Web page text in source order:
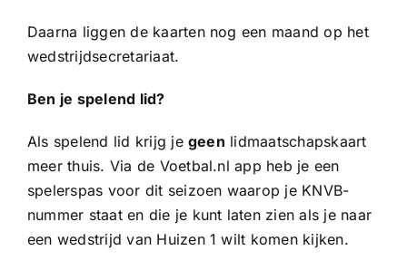
ClubTV
Club van 100
Activiteiten
Business Club Zuyderzee
Daarna liggen de kaarten nog een maand op het
wedstrijdsecretariaat.
Ben je spelend lid?
Als spelend lid krijg je geen lidmaatschapskaart
meer thuis. Via de Voetbal.nl app heb je een
spelerspas voor dit seizoen waarop je KNVB-
nummer staat en die je kunt laten zien als je naar
een wedstrijd van Huizen 1 wilt komen kijken.